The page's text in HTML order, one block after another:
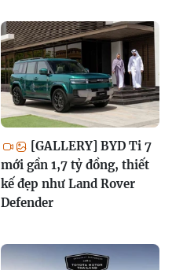
[GALLERY] BYD Ti 7
mới gần 1,7 tỷ đồng, thiết
kế đẹp như Land Rover
Defender